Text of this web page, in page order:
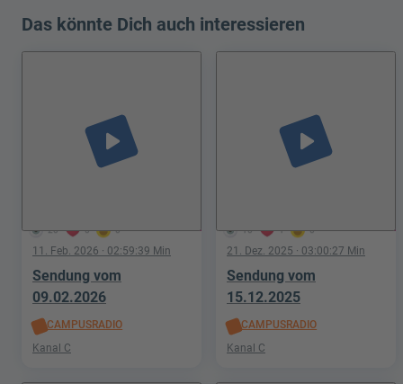
Das könnte Dich auch interessieren
20 0 0
play_arrow
11. Feb. 2026 · 02:59:39 Min
Sendung vom
09.02.2026
CAMPUSRADIO
Kanal C
10 1 0
play_arrow
21. Dez. 2025 · 03:00:27 Min
Sendung vom
15.12.2025
CAMPUSRADIO
Kanal C